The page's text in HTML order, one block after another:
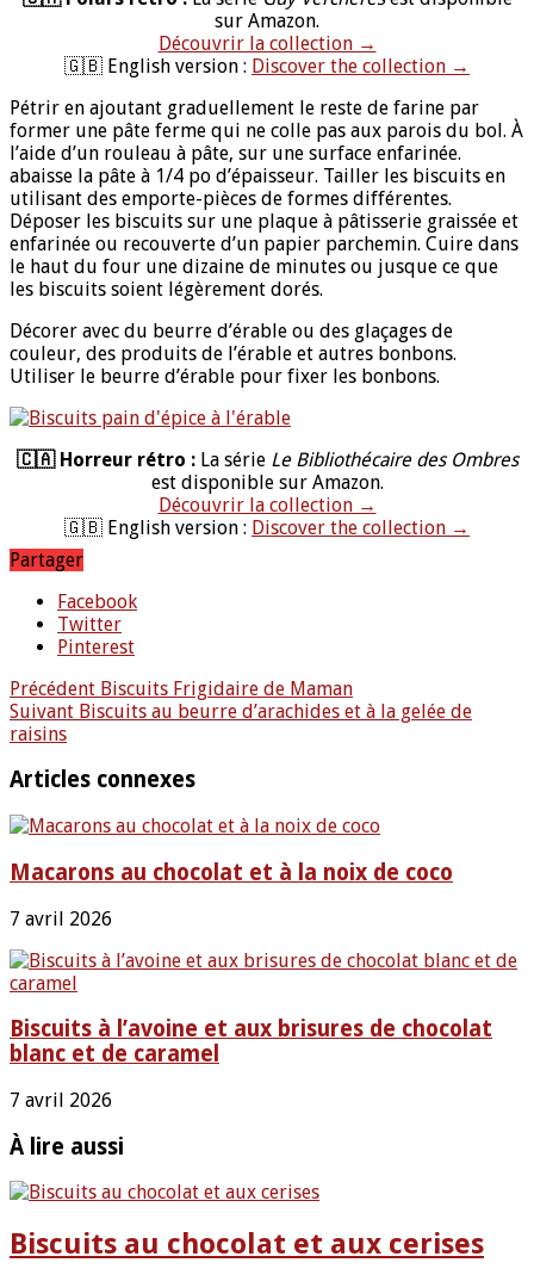
sur Amazon.
Découvrir la collection →
🇬🇧 English version : Discover the collection →
Pétrir en ajoutant graduellement le reste de farine par
former une pâte ferme qui ne colle pas aux parois du bol. À
l’aide d’un rouleau à pâte, sur une surface enfarinée.
abaisse la pâte à 1/4 po d’épaisseur. Tailler les biscuits en
utilisant des emporte-pièces de formes différentes.
Déposer les biscuits sur une plaque à pâtisserie graissée et
enfarinée ou recouverte d’un papier parchemin. Cuire dans
le haut du four une dizaine de minutes ou jusque ce que
les biscuits soient légèrement dorés.
Décorer avec du beurre d’érable ou des glaçages de
couleur, des produits de l’érable et autres bonbons.
Utiliser le beurre d’érable pour fixer les bonbons.
🇨🇦 Horreur rétro :La série Le Bibliothécaire des Ombres
est disponible sur Amazon.
Découvrir la collection →
🇬🇧 English version : Discover the collection →
Partager
Facebook
Twitter
Pinterest
Précédent Biscuits Frigidaire de Maman
Suivant Biscuits au beurre d’arachides et à la gelée de
raisins
Articles connexes
Macarons au chocolat et à la noix de coco
7 avril 2026
Biscuits à l’avoine et aux brisures de chocolat
blanc et de caramel
7 avril 2026
À lire aussi
Biscuits au chocolat et aux cerises